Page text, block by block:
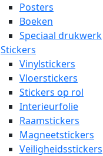
Posters
Boeken
Speciaal drukwerk
Stickers
Vinylstickers
Vloerstickers
Stickers op rol
Interieurfolie
Raamstickers
Magneetstickers
Veiligheidsstickers